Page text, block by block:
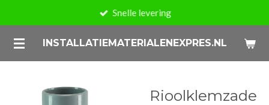
naar
de
INSTALLATIEMATERIALENEXPRES.NL
Snelle levering
Rioolklemzade